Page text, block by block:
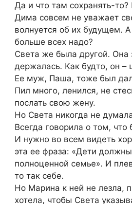
Да и что там сохранять-то?
Дима совсем не уважает
волнуется об их будущем.
больше всех надо?
Света же была другой. Она
держалась. Как будто, он –
Ее муж, Паша, тоже был
Пил много, ленился, не
послать свою жену.
Но Света никогда не
Всегда говорила о том, что
И нужно во всем видеть
эта ее фраза: «Дети
полноценной семье». И
то так себе.
Но Марина к ней не лезла,
хотела, чтобы Света